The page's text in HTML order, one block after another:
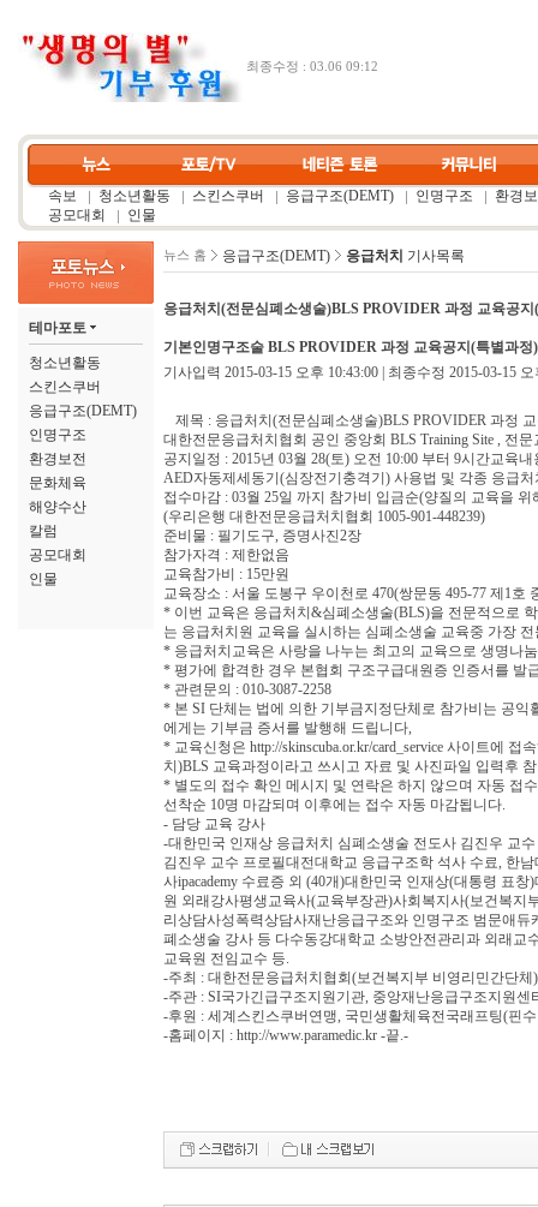
최종수정 : 03.06 09:12
속보 청소년활동 스킨스쿠버 응급구조(DEMT) 인명구조
환경
공모대회
인물
테마포토
청소년활동
스킨스쿠버
응급구조(DEMT)
인명구조
환경보전
문화체육
해양수산
칼럼
공모대회
인물
뉴스 홈 응급구조(DEMT) 응급처치 기사목록
응급처치(전문심폐소생술)BLS PROVIDER 과정 교육공
기본인명구조술 BLS PROVIDER 과정 교육공지(특별과정)
기사입력 2015-03-15 오후 10:43:00 | 최종수정 2015-03-15 오
제목 : 응급처치(전문심폐소생술)BLS PROVIDER 과정
대한전문응급처치협회 공인 중앙회 BLS Training Site , 전
공지일정 : 2015년 03월 28(토) 오전 10:00 부터 9시간교육
AED자동제세동기(심장전기충격기) 사용법 및 각종 응급
접수마감 : 03월 25일 까지 참가비 입금순(양질의 교육을
(우리은행 대한전문응급처치협회 1005-901-448239)
준비물 : 필기도구, 증명사진2장
참가자격 : 제한없음
교육참가비 : 15만원
교육장소 : 서울 도봉구 우이천로 470(쌍문동 495-77 제1호
* 이번 교육은 응급처치&심폐소생술(BLS)을 전문적으로
는 응급처치원 교육을 실시하는 심폐소생술 교육중 가장
* 응급처치교육은 사랑을 나누는 최고의 교육으로 생명나
* 평가에 합격한 경우 본협회 구조구급대원증 인증서를 발
* 관련문의 : 010-3087-2258
* 본 SI 단체는 법에 의한 기부금지정단체로 참가비는 공
에게는 기부금 증서를 발행해 드립니다,
* 교육신청은 http://skinscuba.or.kr/card_service 사이트에
치)BLS 교육과정이라고 쓰시고 자료 및 사진파일 입력후
* 별도의 접수 확인 메시지 및 연락은 하지 않으며 자동 접
선착순 10명 마감되며 이후에는 접수 자동 마감됩니다.
- 담당 교육 강사
-대한민국 인재상 응급처치 심폐소생술 전도사 김진우 교수
김진우 교수 프로필대전대학교 응급구조학 석사 수료, 한
사ipacademy 수료증 외 (40개)대한민국 인재상(대통령 표
원 외래강사평생교육사(교육부장관)사회복지사(보건복지
리상담사성폭력상담사재난응급구조와 인명구조 범문애
폐소생술 강사 등 다수동강대학교 소방안전관리과 외래
교육원 전임교수 등.
-주최 : 대한전문응급처치협회(보건복지부 비영리민간단체)
-주관 : SI국가긴급구조지원기관, 중앙재난응급구조지원센
-후원 : 세계스킨스쿠버연맹, 국민생활체육전국래프팅(핀
-홈페이지 : http://www.paramedic.kr -끝.-